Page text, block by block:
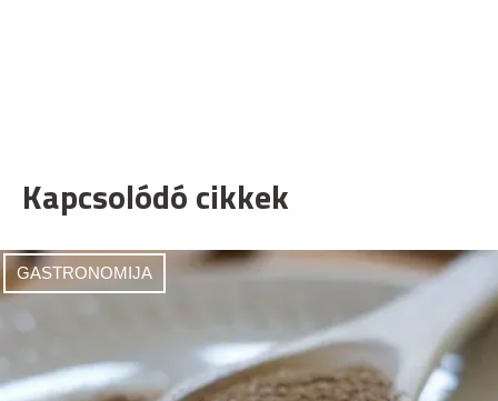
Kapcsolódó cikkek
GASTRONOMIJA